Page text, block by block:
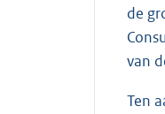
de
van
Ten